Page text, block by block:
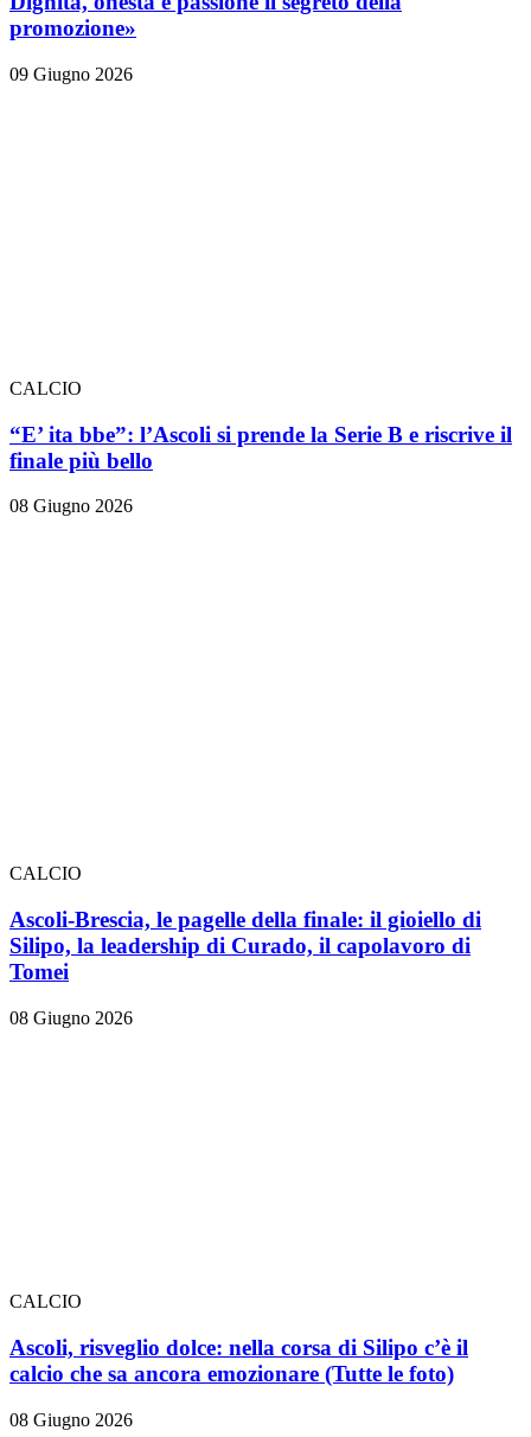
promozione»
09 Giugno 2026
CALCIO
“E’ ita bbe”: l’Ascoli si prende la Serie B e riscrive il
finale più bello
08 Giugno 2026
CALCIO
Ascoli-Brescia, le pagelle della finale: il gioiello di
Silipo, la leadership di Curado, il capolavoro di
Tomei
08 Giugno 2026
CALCIO
Ascoli, risveglio dolce: nella corsa di Silipo c’è il
calcio che sa ancora emozionare (Tutte le foto)
08 Giugno 2026